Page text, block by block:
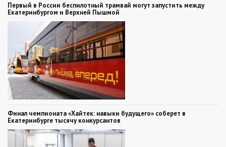
Первый в России беспилотный трамвай могут запустить между
Екатеринбургом и Верхней Пышмой
Финал чемпионата «Хайтек: навыки будущего» соберет в
Екатеринбурге тысячу конкурсантов